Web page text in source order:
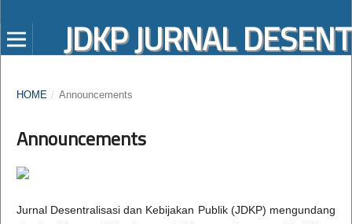
JDKP JURNAL
HOME / Announcements
Announcements
Jurnal Desentralisasi dan Kebijakan Publik (JDKP) mengundang